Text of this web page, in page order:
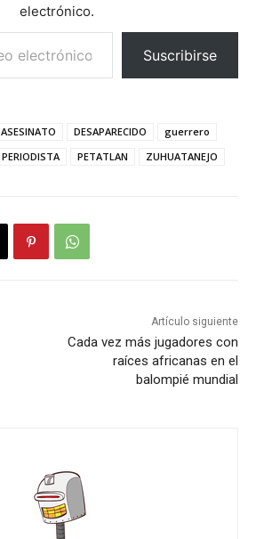
electrónico.
Suscribirse
ASESINATO DESAPARECIDO
guerrero
PERIODISTA PETATLAN ZUHUATANEJO
Artículo siguiente
Cada vez más jugadores con
raíces africanas en el
balompié mundial